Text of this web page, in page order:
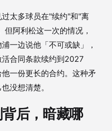
太多球员在"续约"和"离
阿利松这一次的情况，
一边说他「不可或缺」，
合同条款续约到2027
一份更长的合约。这种矛
没想清楚。
后，暗藏哪